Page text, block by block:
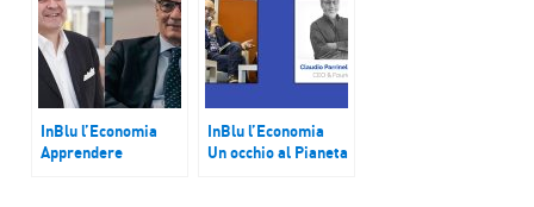
InBlu l’Economia
Apprendere
InBlu l’Economia
Un occhio al Pianeta